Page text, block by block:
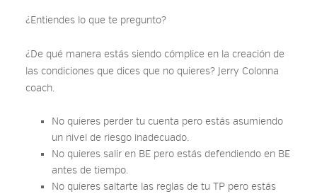
¿Entiendes lo que te pregunto?
¿De qué manera estás siendo cómplice en la creación de
las condiciones que dices que no quieres? Jerry Colonna
coach.
No quieres perder tu cuenta pero estás asumiendo
un nivel de riesgo inadecuado.
No quieres salir en BE pero estás defendiendo en BE
antes de tiempo.
No quieres saltarte las reglas de tu TP pero estás